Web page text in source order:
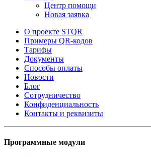
Центр помощи
Новая заявка
О проекте STQR
Примеры QR-кодов
Тарифы
Документы
Способы оплаты
Новости
Блог
Сотрудничество
Конфиденциальность
Контакты и реквизиты
Программные модули